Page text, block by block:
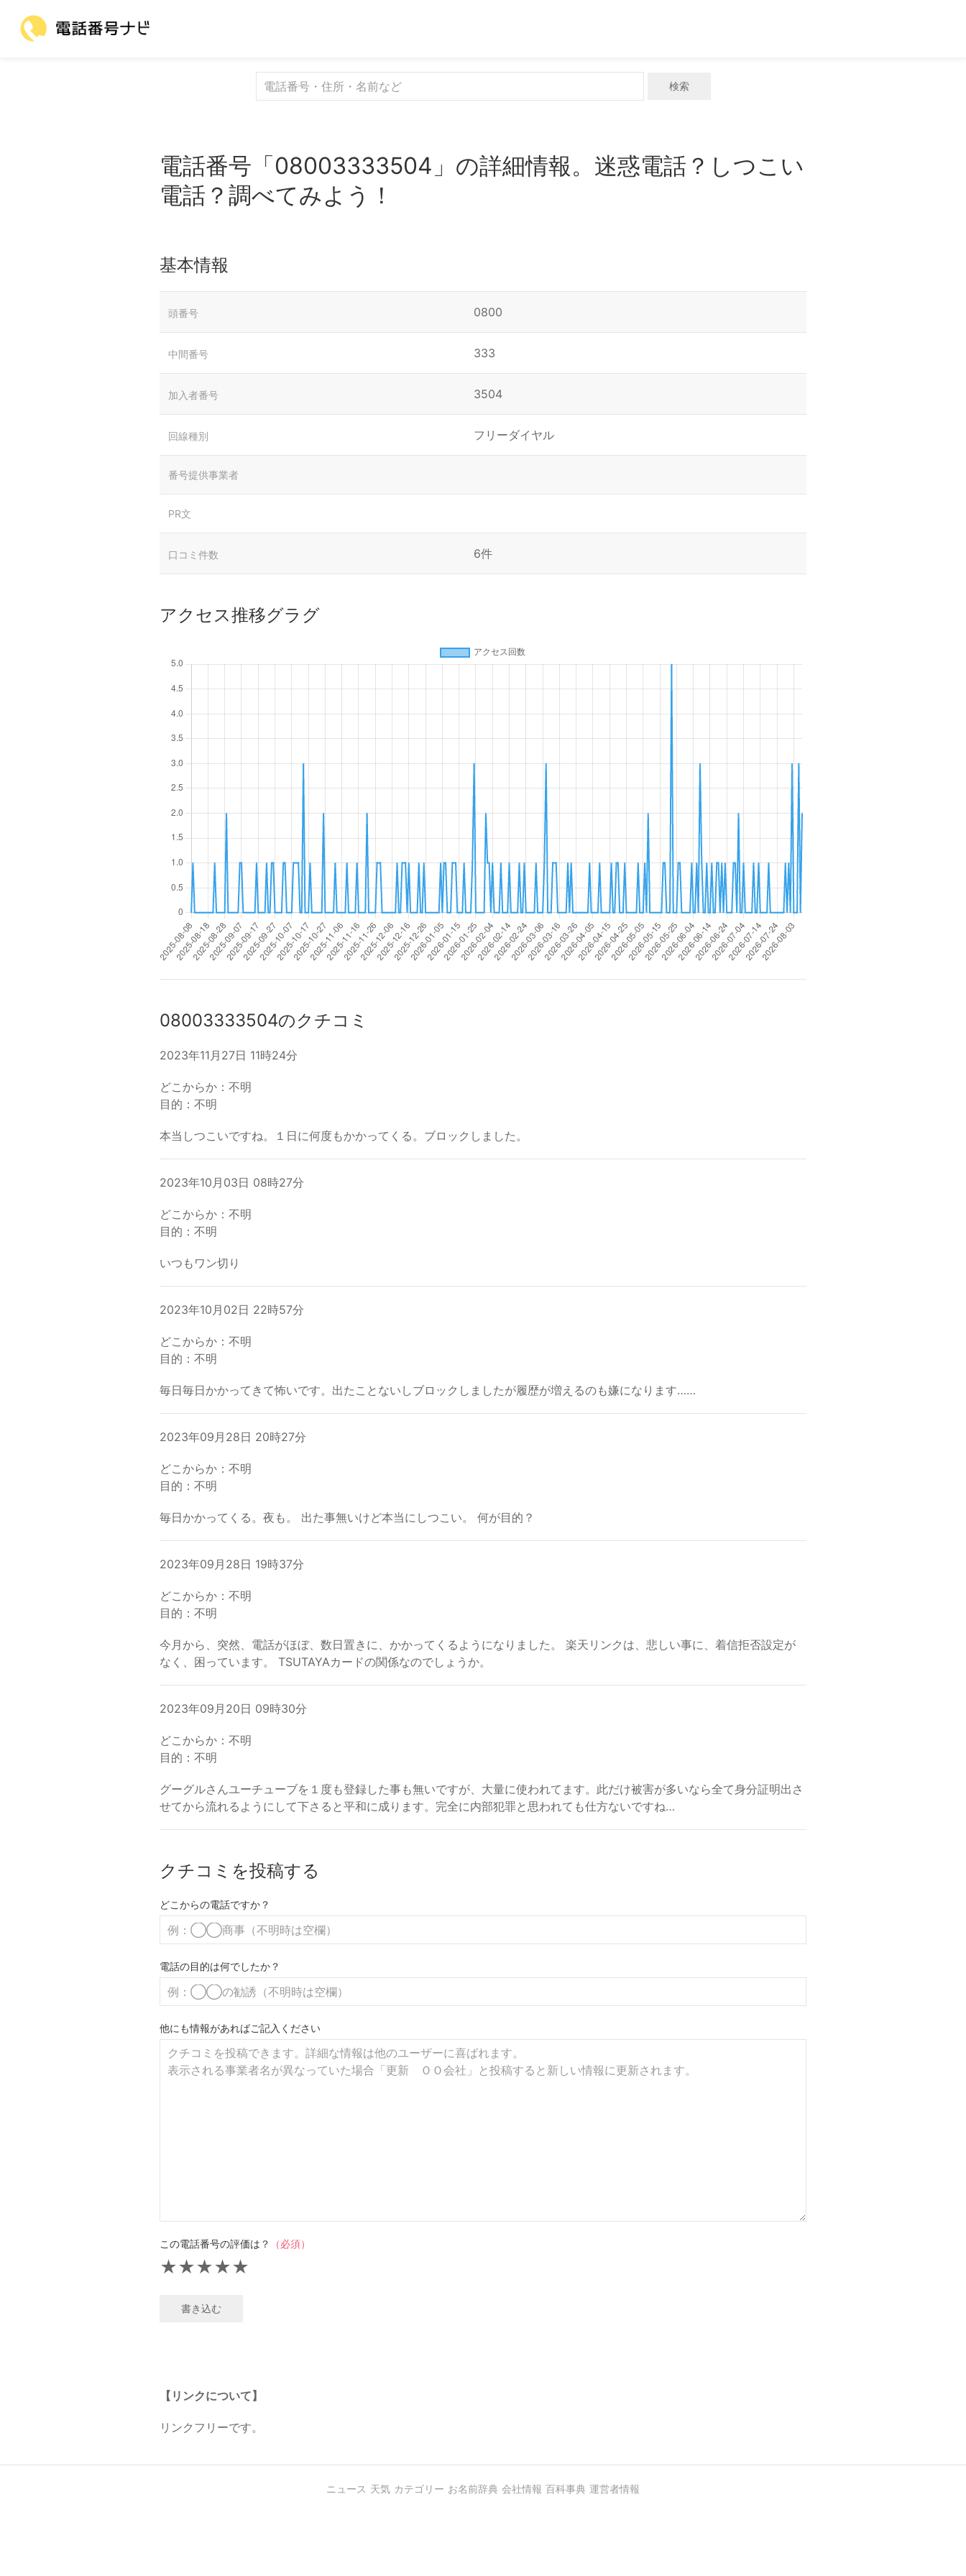
検索
電話番号「08003333504」の詳細情報。迷惑電話？しつこい
電話？調べてみよう！
基本情報
頭番号 0800
中間番号 333
加入者番号 3504
回線種別 フリーダイヤル
番号提供事業者
PR文
口コミ件数 6件
アクセス推移グラグ
08003333504のクチコミ
2023年11月27日 11時24分
どこからか：不明
目的：不明
本当しつこいですね。１日に何度もかかってくる。ブロックしました。
2023年10月03日 08時27分
どこからか：不明
目的：不明
いつもワン切り
2023年10月02日 22時57分
どこからか：不明
目的：不明
毎日毎日かかってきて怖いです。出たことないしブロックしましたが履歴が増えるのも嫌になります……
2023年09月28日 20時27分
どこからか：不明
目的：不明
毎日かかってくる。夜も。 出た事無いけど本当にしつこい。 何が目的？
2023年09月28日 19時37分
どこからか：不明
目的：不明
今月から、突然、電話がほぼ、数日置きに、かかってくるようになりました。 楽天リンクは、悲しい事に、着信拒否設定が
なく、困っています。 TSUTAYAカードの関係なのでしょうか。
2023年09月20日 09時30分
どこからか：不明
目的：不明
グーグルさんユーチューブを１度も登録した事も無いですが、大量に使われてます。此だけ被害が多いなら全て身分証明出さ
せてから流れるようにして下さると平和に成ります。完全に内部犯罪と思われても仕方ないですね…
クチコミを投稿する
どこからの電話ですか？
電話の目的は何でしたか？
他にも情報があればご記入ください
この電話番号の評価は？ （必須）
★
★
★
★
★
書き込む
【リンクについて】
リンクフリーです。
ニュース 天気 カテゴリー お名前辞典 会社情報 百科事典 運営者情報